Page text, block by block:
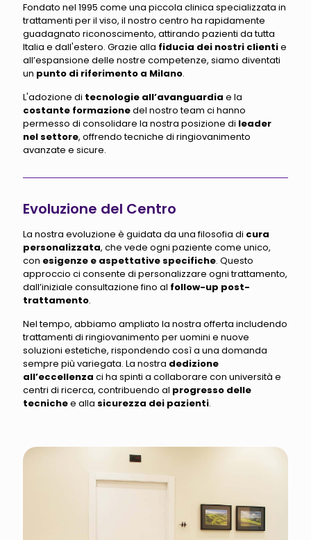
Fondato nel 1995 come una piccola clinica specializzata in
trattamenti per il viso, il nostro centro ha rapidamente
guadagnato riconoscimento, attirando pazienti da tutta
Italia e dall'estero. Grazie alla fiducia dei nostri clientie
all’espansione delle nostre competenze, siamo diventati
un punto di riferimento a Milano.
L'adozione di tecnologie all’avanguardia e la
costante formazionedel nostro team ci hanno
permesso di consolidare la nostra posizione di leader
nel settore, offrendo tecniche di ringiovanimento
avanzate e sicure.
Evoluzione del Centro
La nostra evoluzione è guidata da una filosofia di cura
personalizzata, che vede ogni paziente come unico,
con esigenze e aspettative specifiche. Questo
approccio ci consente di personalizzare ogni trattamento,
dall’iniziale consultazione fino al follow-up post-
trattamento.
Nel tempo, abbiamo ampliato la nostra offerta includendo
trattamenti di ringiovanimento per uomini e nuove
soluzioni estetiche, rispondendo così a una domanda
sempre più variegata. La nostra dedizione
all’eccellenza ci ha spinti a collaborare con università e
centri di ricerca, contribuendo al progresso delle
tecnichee alla sicurezza dei pazienti.